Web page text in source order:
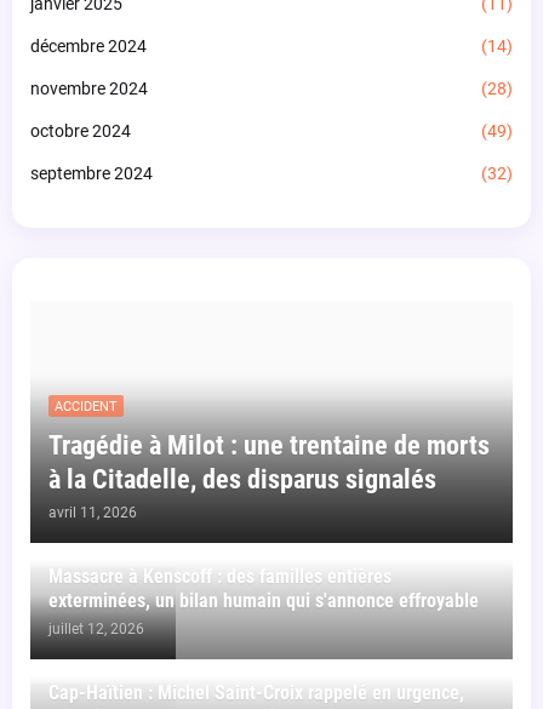
décembre 2024 (14)
novembre 2024 (28)
octobre 2024 (49)
septembre 2024 (32)
ACCIDENT
Tragédie à Milot : une trentaine de morts
à la Citadelle, des disparus signalés
avril 11, 2026
Massacre à Kenscoff : des familles entières
exterminées, un bilan humain qui s'annonce effroyable
juillet 12, 2026
Cap-Haïtien : Michel Saint-Croix rappelé en urgence,